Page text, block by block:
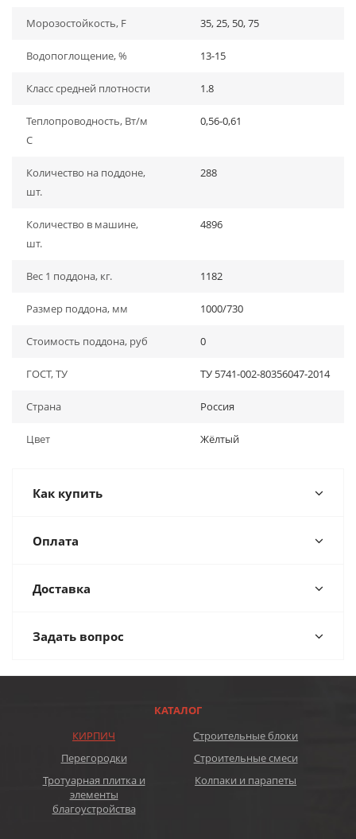
Морозостойкость, F 35, 25, 50, 75
Водопоглощение, % 13-15
Класс средней плотности 1.8
Теплопроводность, Вт/м
С
0,56-0,61
Количество на поддоне,
шт.
288
Количество в машине,
шт.
4896
Вес 1 поддона, кг. 1182
Размер поддона, мм 1000/730
Стоимость поддона, руб 0
ГОСТ, ТУ ТУ 5741-002-80356047-2014
Страна Россия
Цвет Жёлтый
Как купить
Оплата
Доставка
Задать вопрос
КАТАЛОГ
КИРПИЧ
Строительные блоки
Перегородки
Строительные смеси
Тротуарная плитка и
элементы
благоустройства
Колпаки и парапеты